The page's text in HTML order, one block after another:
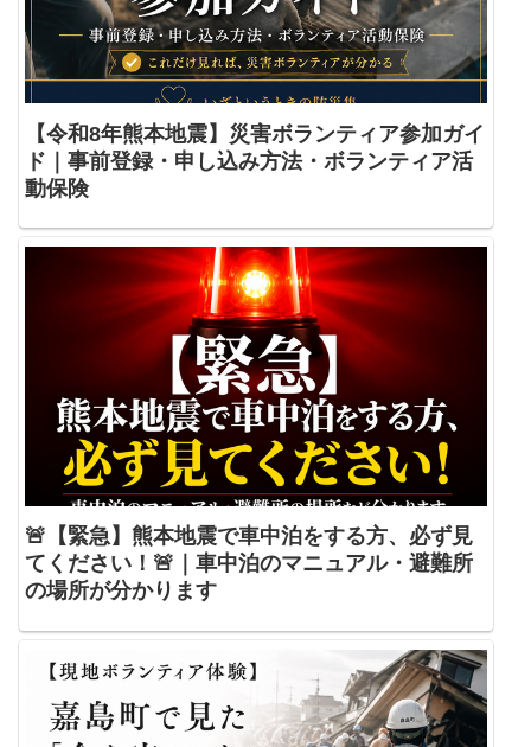
【令和8年熊本地震】災害ボランティア参加ガイ
ド｜事前登録・申し込み方法・ボランティア活
動保険
🚨【緊急】熊本地震で車中泊をする方、必ず見
てください！🚨｜車中泊のマニュアル・避難所
の場所が分かります